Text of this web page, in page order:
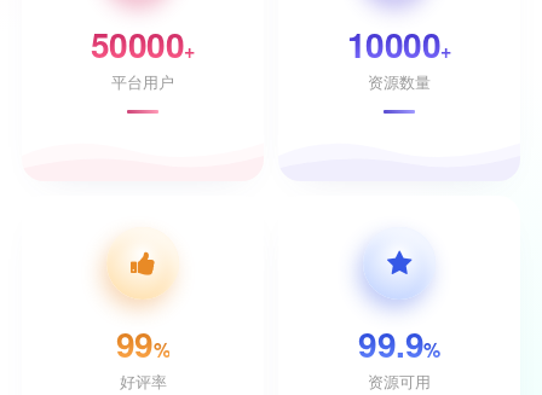
50000+
平台用户
10000+
资源数量
99%
好评率
99.9%
资源可用